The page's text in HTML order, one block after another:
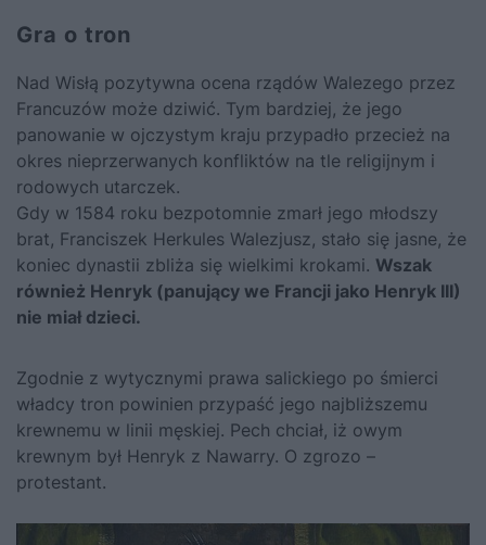
Gra o tron
Nad Wisłą pozytywna ocena rządów Walezego przez
Francuzów może dziwić. Tym bardziej, że jego
panowanie w ojczystym kraju przypadło przecież na
okres nieprzerwanych konfliktów na tle religijnym i
rodowych utarczek.
Gdy w 1584 roku bezpotomnie zmarł jego młodszy
brat, Franciszek Herkules Walezjusz, stało się jasne, że
koniec dynastii zbliża się wielkimi krokami. Wszak
również Henryk (panujący we Francji jako Henryk III)
nie miał dzieci.
Zgodnie z wytycznymi prawa salickiego po śmierci
władcy tron powinien przypaść jego najbliższemu
krewnemu w linii męskiej. Pech chciał, iż owym
krewnym był Henryk z Nawarry. O zgrozo –
protestant.